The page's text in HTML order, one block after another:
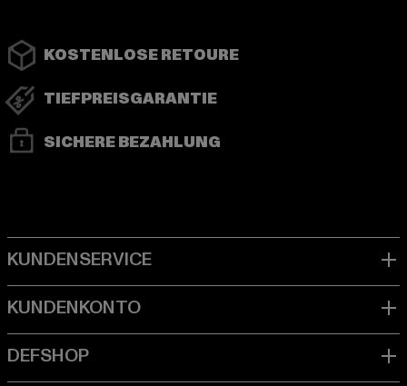
KOSTENLOSE RETOURE
TIEFPREISGARANTIE
SICHERE BEZAHLUNG